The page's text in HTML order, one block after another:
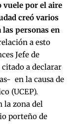
vuele por el aire
creó varios
personas en
a esto
Jefe de
a declarar
en la causa de
(UCEP).
la zona del
porteño de